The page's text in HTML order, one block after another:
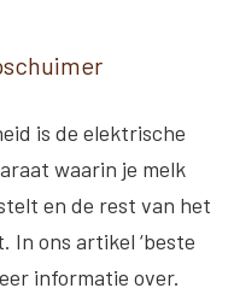
is de elektrische
waarin je melk
en de rest van het
In ons artikel ‘beste
informatie over.